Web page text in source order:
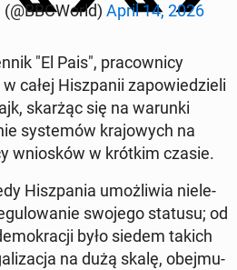
April 14, 2026
"El Pais", pra­cow­ni­cy
całej Hisz­pa­nii za­po­wie­dzie­li
skarżąc się na warunki
sys­te­mów kra­jo­wych na
wnio­sków w krótkim czasie.
Hisz­pa­nia umoż­li­wia nie­le­
swojego statusu; od
było siedem takich
na dużą skalę, obej­mu­